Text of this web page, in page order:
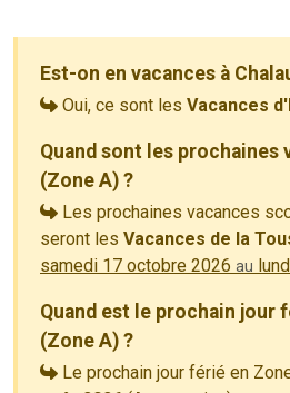
Est-on en vacances à
Oui, ce sont les Vacances
Quand sont les prochaines
(Zone A) ?
Les prochaines vacances
seront les Vacances de la
samedi 17 octobre 2026 au
Quand est le prochain jour
(Zone A) ?
Le prochain jour férié en